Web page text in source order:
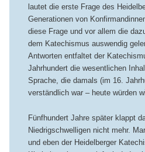
lautet die erste Frage des
Generationen von
diese Frage und vor allem die
dem Katechismus auswendig
Antworten entfaltet der
Jahrhundert die wesentlichen
Sprache, die damals (im 16.
verständlich war – heute würden
Fünfhundert Jahre später klappt
Niedrigschwelligen nicht mehr.
und eben der Heidelberger